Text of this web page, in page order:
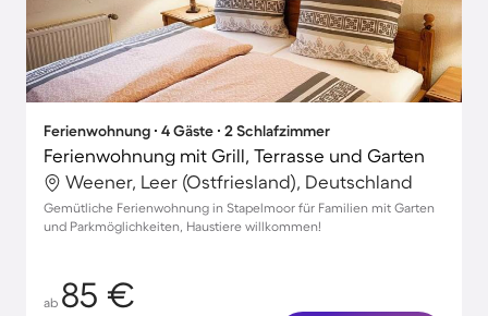
Ferienwohnung ∙ 4 Gäste ∙ 2 Schlafzimmer
Ferienwohnung mit Grill, Terrasse und Garten
Weener, Leer (Ostfriesland), Deutschland
Gemütliche Ferienwohnung in Stapelmoor für Familien mit Garten
und Parkmöglichkeiten, Haustiere willkommen!
ab 85 €